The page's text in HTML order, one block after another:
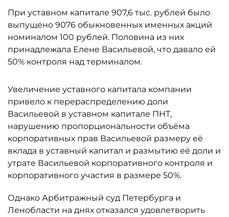
При уставном капитале 907,6 тыс. рублей было
выпущено 9076 обыкновенных именных акций
номиналом 100 рублей. Половина из них
принадлежала Елене Васильевой, что давало ей
50% контроля над терминалом.
Увеличение уставного капитала компании
привело к перераспределению доли
Васильевой в уставном капитале ПНТ,
нарушению пропорциональности объёма
корпоративных прав Васильевой размеру её
вклада в уставный капитал и размытию её доли и
утрате Васильевой корпоративного контроля и
корпоративного участия в размере 50%.
Однако Арбитражный суд Петербурга и
Ленобласти на днях отказался удовлетворить